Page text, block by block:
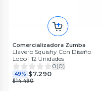
Comercializadora Zumba
Llavero Squishy Con Diseño
Lobo | 12 Unidades
0(0)
49% $7.290
$14.490